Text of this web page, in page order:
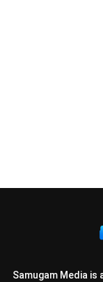
Samugam Media is